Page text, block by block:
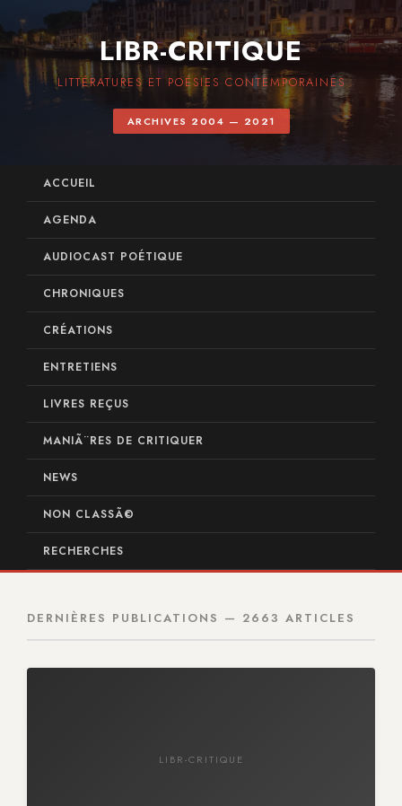
LIBR-CRITIQUE
LITTÉRATURES ET POÉSIES CONTEMPORAINES
ARCHIVES 2004 — 2021
ACCUEIL
AGENDA
AUDIOCAST POÉTIQUE
CHRONIQUES
CRÉATIONS
ENTRETIENS
LIVRES REÇUS
MANIÃ¨RES DE CRITIQUER
NEWS
NON CLASSÃ©
RECHERCHES
DERNIÈRES PUBLICATIONS — 2663 ARTICLES
LIBR-CRITIQUE